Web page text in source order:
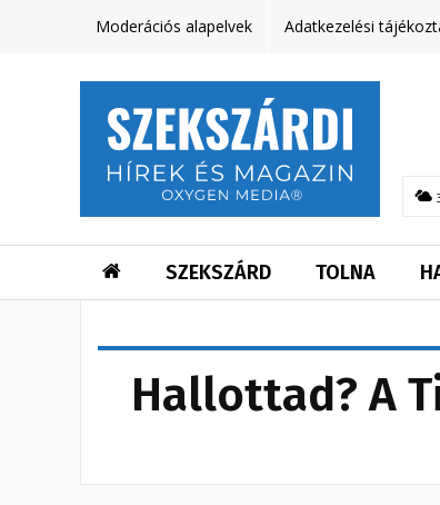
Moderációs alapelvek Adatkezelési
SZEKSZÁRD TOLNA
Hallottad? A